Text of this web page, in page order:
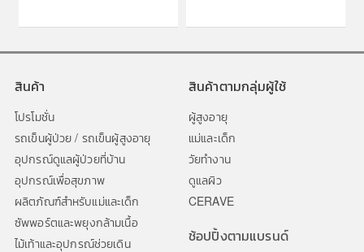
สินค้า
โปรโมชั่น
รถเข็นผู้ป่วย / รถเข็นผู้สูงอายุ
อุปกรณ์ดูแลผู้ป่วยที่บ้าน
อุปกรณ์เพื่อสุขภาพ
ผลิตภัณฑ์สำหรับแม่และเด็ก
ซัพพอร์ตและพยุงกล้ามเนื้อ
ไม้เท้าและอุปกรณ์ช่วยเดิน
สินค้าตามกลุ่มผู้ใช้
ผู้สูงอายุ
แม่และเด็ก
วัยทำงาน
ดูแลผิว
CERAVE
ช้อปปิ้งตามแบรนด์